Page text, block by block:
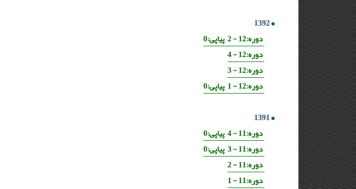
1392
دوره:12 - 2 پیاپی:0
دوره:12 - 4
دوره:12 - 3
دوره:12 - 1 پیاپی:0
1391
دوره:11 - 4 پیاپی:0
دوره:11 - 3 پیاپی:0
دوره:11 - 2
دوره:11 - 1